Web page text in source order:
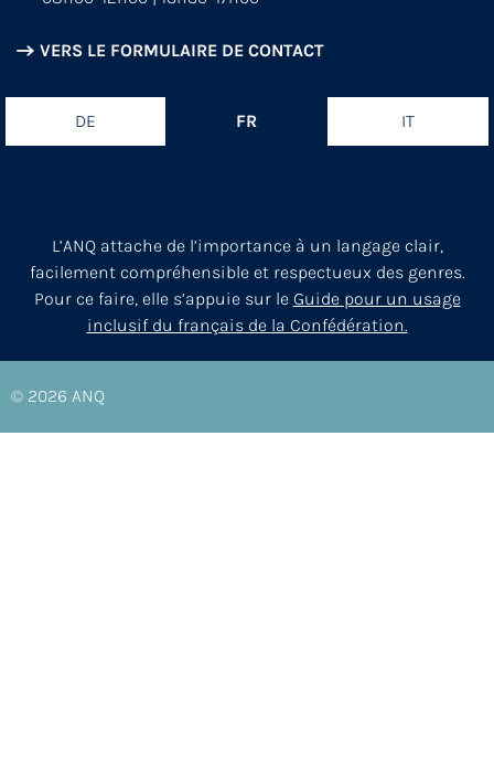
VERS LE FORMULAIRE DE CONTACT
DE FR IT
L’ANQ attache de l’importance à un langage clair,
facilement compréhensible et respectueux des genres.
Pour ce faire, elle s’appuie sur le Guide pour un usage
inclusif du français de la Confédération.
© 2026 ANQ